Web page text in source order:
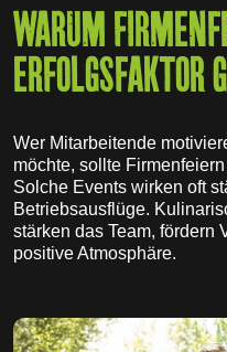
WARUM
ERFOLGSFAKTOR
Wer Mitarbeitende
möchte, sollte
Solche Events wirken oft
Betriebsausflüge.
stärken das Team, fördern
positive Atmosphäre.